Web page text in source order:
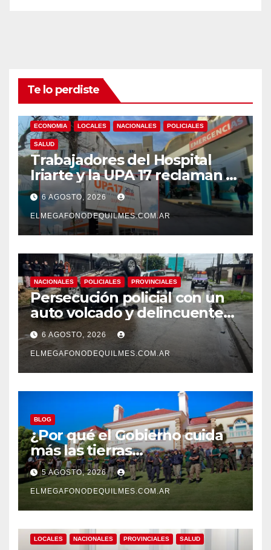
Te lo perdiste
ECONOMIA LOCALES NACIONALES POLICIALES
SALUD
Trabajadores del Hospital
Iriarte y la UPA 17 reclaman el
pase a planta de becarios y
mejoras laborales
6 AGOSTO, 2026
ELMEGAFONODEQUILMES.COM.AR
NACIONALES POLICIALES PROVINCIALES
Persecución policial con un
auto volcado y delincuentes
detenidos en San Francisco
Solano
6 AGOSTO, 2026
ELMEGAFONODEQUILMES.COM.AR
BLOG
¿Por qué el Gobierno cuida
más las tierras
extranjerizadas que el
patrimonio de todos los
argentinos?
5 AGOSTO, 2026
ELMEGAFONODEQUILMES.COM.AR
LOCALES NACIONALES PROVINCIALES SALUD